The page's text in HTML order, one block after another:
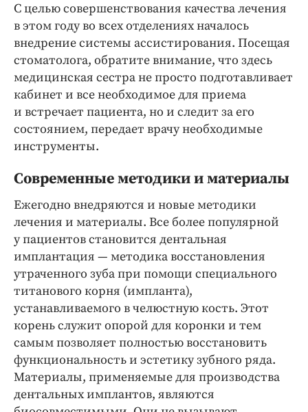
С целью совершенствования качества лечения
в этом году во всех отделениях началось
внедрение системы ассистирования. Посещая
стоматолога, обратите внимание, что здесь
медицинская сестра не просто подготавливает
кабинет и все необходимое для приема
и встречает пациента, но и следит за его
состоянием, передает врачу необходимые
инструменты.
Современные методики и материалы
Ежегодно внедряются и новые методики
лечения и материалы. Все более популярной
у пациентов становится дентальная
имплантация — методика восстановления
утраченного зуба при помощи специального
титанового корня (импланта),
устанавливаемого в челюстную кость. Этот
корень служит опорой для коронки и тем
самым позволяет полностью восстановить
функциональность и эстетику зубного ряда.
Материалы, применяемые для производства
дентальных имплантов, являются